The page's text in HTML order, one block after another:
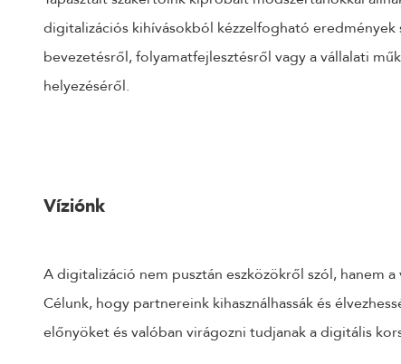
digitalizációs kihívásokból kézzelfogható eredmények
bevezetésről, folyamatfejlesztésről vagy a vállalati
helyezéséről.
Víziónk
A digitalizáció nem pusztán eszközökről szól, hanem a
Célunk, hogy partnereink kihasználhassák és
előnyöket és valóban virágozni tudjanak a digitális